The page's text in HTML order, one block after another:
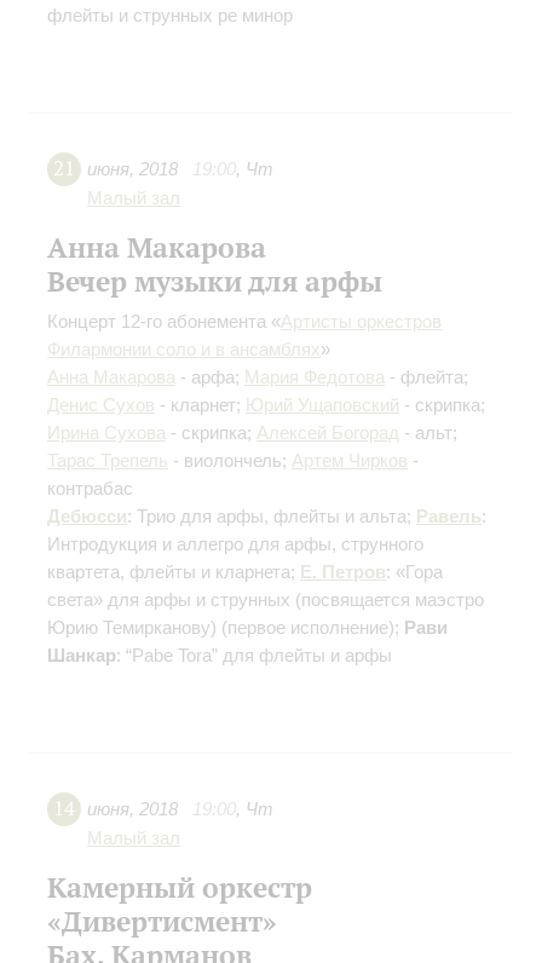
флейты и струнных ре минор
21 июня, 2018 19:00, Чт
Малый зал
Анна Макарова
Вечер музыки для арфы
Концерт 12-го абонемента «Артисты оркестров
Филармонии соло и в ансамблях»
Анна Макарова - арфа; Мария Федотова - флейта;
Денис Сухов - кларнет; Юрий Ущаповский - скрипка;
Ирина Сухова - скрипка; Алексей Богорад - альт;
Тарас Трепель - виолончель; Артем Чирков -
контрабас
Дебюсси: Трио для арфы, флейты и альта; Равель:
Интродукция и аллегро для арфы, струнного
квартета, флейты и кларнета; Е. Петров: «Гора
света» для арфы и струнных (посвящается маэстро
Юрию Темирканову) (первое исполнение); Рави
Шанкар: “Pabe Tora” для флейты и арфы
14 июня, 2018 19:00, Чт
Малый зал
Камерный оркестр
«Дивертисмент»
Бах, Карманов